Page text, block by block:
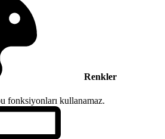
Renkler
fonksiyonları kullanamaz.